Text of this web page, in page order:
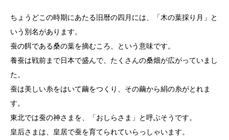
ちょうどこの時期にあたる旧暦の四月には、「木の葉採り月」と
いう別名があります。
蚕の餌である桑の葉を摘むころ、という意味です。
養蚕は戦前まで日本で盛んで、たくさんの桑畑が広がっていまし
た。
蚕は美しい糸をはいて繭をつくり、その繭から絹の糸がとれま
す。
東北では蚕の神さまを、「おしらさま」と呼ぶそうです。
皇后さまは、皇居で蚕を育てられていらっしゃいます。